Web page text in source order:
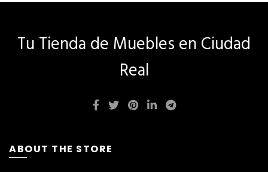
Tu Tienda de Muebles en Ciudad
Real
ABOUT THE STORE